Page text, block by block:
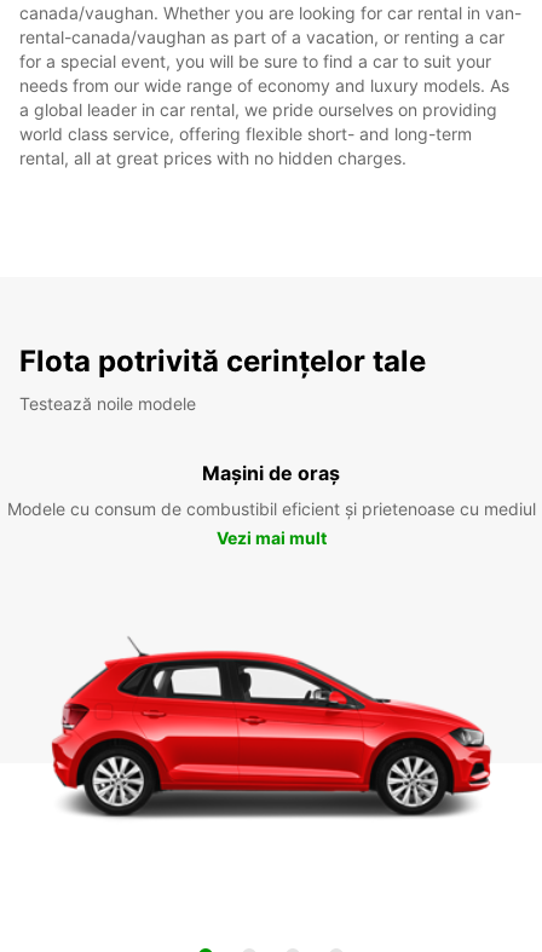
canada/vaughan. Whether you are looking for car rental in van-
rental-canada/vaughan as part of a vacation, or renting a car
for a special event, you will be sure to find a car to suit your
needs from our wide range of economy and luxury models. As
a global leader in car rental, we pride ourselves on providing
world class service, offering flexible short- and long-term
rental, all at great prices with no hidden charges.
Flota potrivită cerințelor tale
Testează noile modele
Mașini de oraș
Modele cu consum de combustibil eficient și prietenoase cu mediul
Vezi mai mult